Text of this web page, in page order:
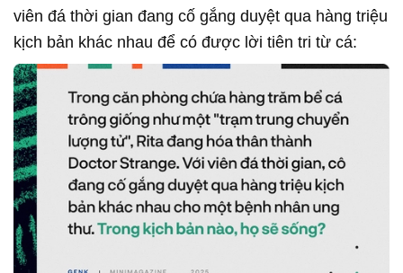
viên đá thời gian đang cố gắng duyệt qua hàng triệu
kịch bản khác nhau để có được lời tiên tri từ cá: